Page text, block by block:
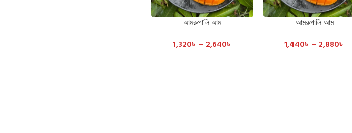
SELECT OPTIONS
আমরুপালি আম
1,320৳ – 2,640৳
SELECT OPTIONS
আমরুপালি আম
1,440৳ – 2,880৳